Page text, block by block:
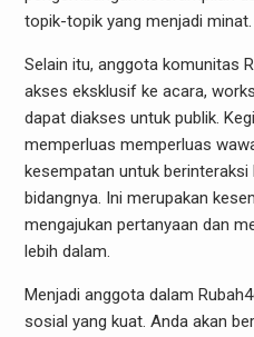
topik-topik yang menjadi minat.
Selain itu, anggota komunitas
akses eksklusif ke acara,
dapat diakses untuk publik.
memperluas memperluas
kesempatan untuk berinteraksi
bidangnya. Ini merupakan
mengajukan pertanyaan dan
lebih dalam.
Menjadi anggota dalam
sosial yang kuat. Anda akan